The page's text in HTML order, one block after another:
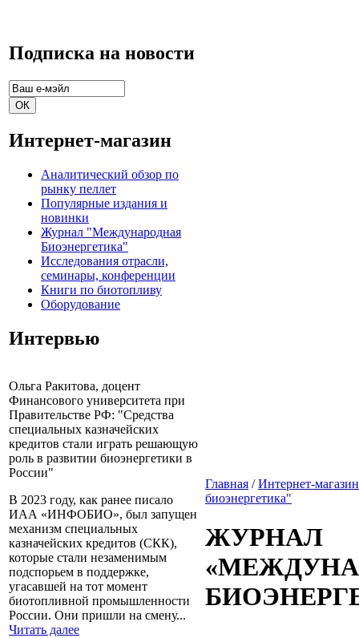
Подписка на новости
Интернет-магазин
Аналитический обзор по
рынку пеллет
Популярные издания и
новинки
Журнал "Международная
Биоэнергетика"
Исследования отрасли,
семинары, конференции
Книги по биотопливу
Оборудование
Интервью
Ольга Ракитова, доцент
Финансового университета при
Правительстве РФ: "Средства
специальных казначейских
кредитов стали играть решающую
роль в развитии биоэнергетики в
России"
В 2023 году, как ранее писало
ИАА «ИНФОБИО», был запущен
механизм специальных
казначейских кредитов (СКК),
которые стали незаменимым
подспорьем в поддержке,
угасавшей на тот момент
биотопливной промышленности
России. Они пришли на смену...
Читать далее
Главная /Интернет-магазин
биоэнергетика"
ЖУРНАЛ